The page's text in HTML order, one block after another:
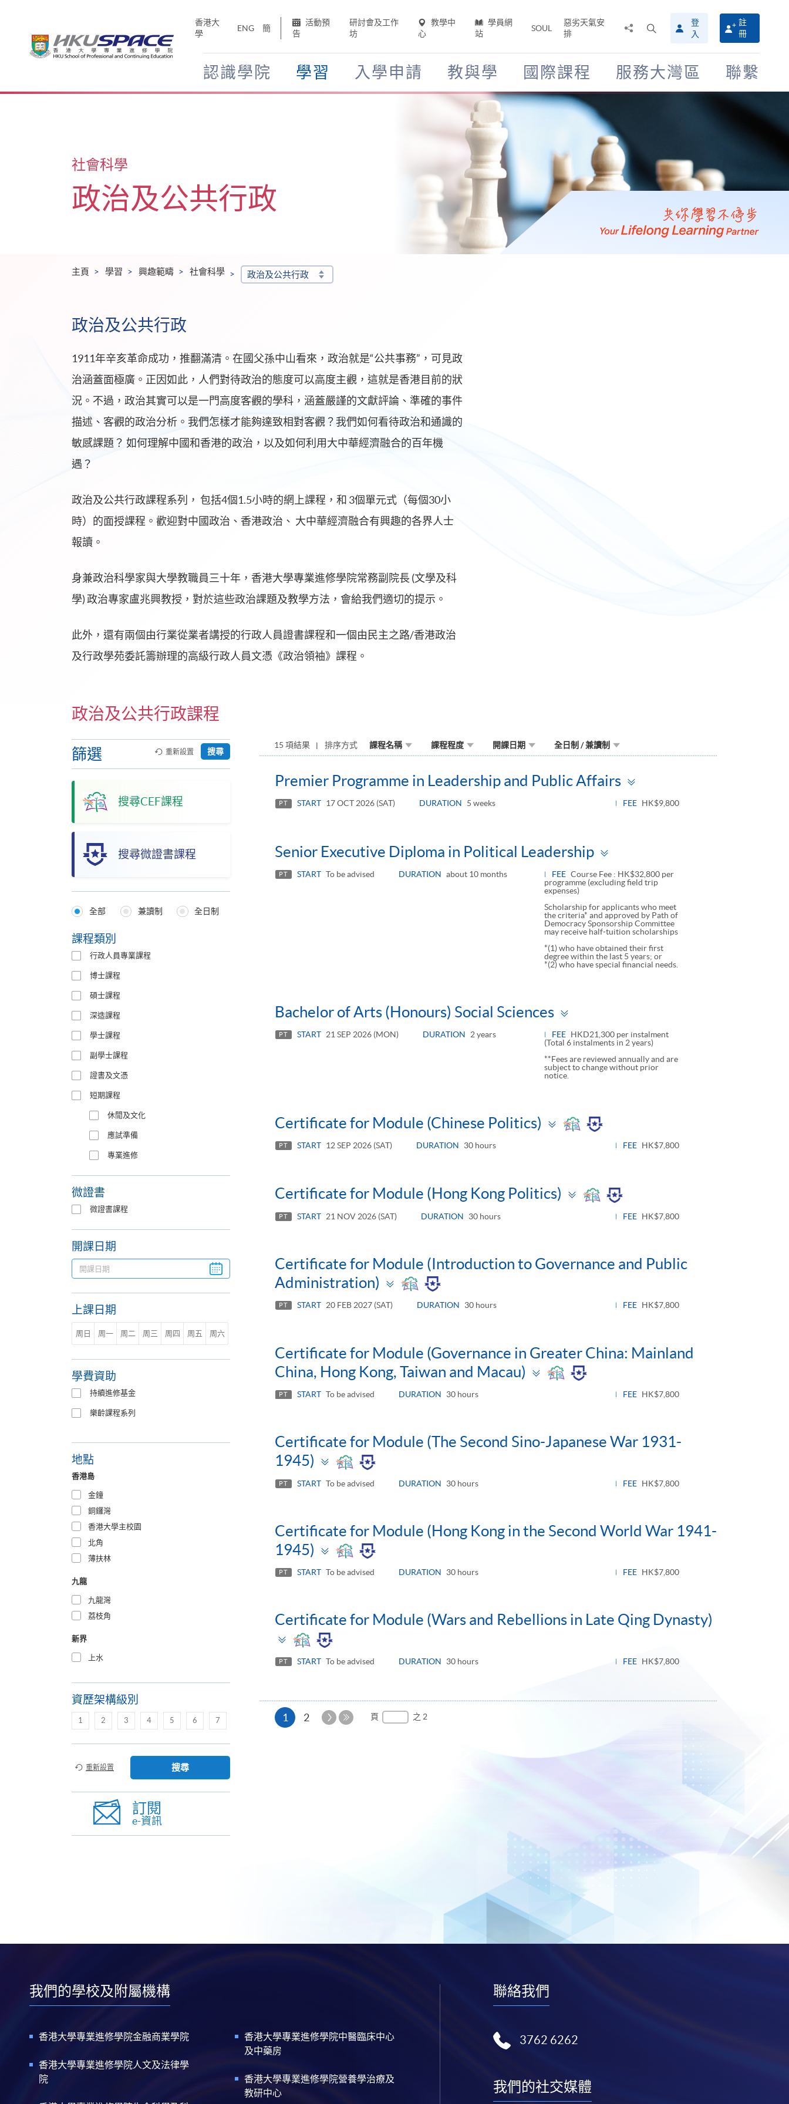
香港大
學
ENG 簡
活動預
告
研討會及工作
坊
教學中
心
學員網
站
SOUL
惡劣天氣安
排
搜
尋
介
面
登
入
註
冊
認識學院 學習 入學申請 教與學 國際課程 服務大灣區 聯繫
Main
社會科學
政治及公共行政
主頁 學習 興趣範疇 社會科學 政治及公共行政
政治及公共行政
1911年辛亥革命成功，推翻滿清。在國父孫中山看來，政治就是“公共事務”，可見政
治涵蓋面極廣。正因如此，人們對待政治的態度可以高度主觀，這就是香港目前的狀
況。不過，政治其實可以是一門高度客觀的學科，涵蓋嚴謹的文獻評論、準確的事件
描述、客觀的政治分析。我們怎樣才能夠達致相對客觀？我們如何看待政治和通識的
敏感課題？ 如何理解中國和香港的政治，以及如何利用大中華經濟融合的百年機
遇？
政治及公共行政課程系列， 包括4個1.5小時的網上課程，和 3個單元式（每個30小
時）的面授課程。歡迎對中國政治、香港政治、 大中華經濟融合有興趣的各界人士
報讀。
身兼政治科學家與大學教職員三十年，香港大學專業進修學院常務副院長 (文學及科
學) 政治專家盧兆興教授，對於這些政治課題及教學方法，會給我們適切的提示。
此外，還有兩個由行業從業者講授的行政人員證書課程和一個由民主之路/香港政治
及行政學苑委託籌辦理的高級行政人員文憑《政治領袖》課程。
政治及公共行政課程
篩選
搜尋CEF課程
搜尋微證書課程
重新設置 搜尋
Programmes
Type
全部 兼讀制 全日制
課程類別
行政人員專業課程
博士課程
碩士課程
深造課程
學士課程
副學士課程
證書及文憑
短期課程
休閒及文化
應試準備
專業進修
微證書
微證書課程
開課日期
上課日期
周日 周一 周二 周三 周四 周五 周六
學費資助
持續進修基金
樂齡課程系列
地點
香港島
金鐘
銅鑼灣
香港大學主校園
北角
薄扶林
九龍
九龍灣
荔枝角
新界
上水
資歷架構級別
1 2 3 4 5 6 7
重新設置 搜尋
訂閱
e-資訊
15 項結果 排序方式 課程名稱 課程程度 開課日期 全日制 / 兼讀制
Premier Programme in Leadership and Public Affairs
panel
PT START 17 OCT 2026 (SAT) DURATION 5 weeks FEE HK$9,800
Senior Executive Diploma in Political Leadership
panel
PT START To be advised DURATION about 10 months FEE Course Fee : HK$32,800 per
programme (excluding field trip
expenses)
Scholarship for applicants who meet
the criteria* and approved by Path of
Democracy Sponsorship Committee
may receive half-tuition scholarships
*(1) who have obtained their first
degree within the last 5 years; or
*(2) who have special financial needs.
Bachelor of Arts (Honours) Social Sciences
panel
PT START 21 SEP 2026 (MON) DURATION 2 years FEE HKD21,300 per instalment
(Total 6 instalments in 2 years)
**Fees are reviewed annually and are
subject to change without prior
notice.
Certificate for Module (Chinese Politics)
Toggle
PT START 12 SEP 2026 (SAT) DURATION 30 hours FEE HK$7,800
Certificate for Module (Hong Kong Politics)
Toggle
panel
PT START 21 NOV 2026 (SAT) DURATION 30 hours FEE HK$7,800
Certificate for Module (Introduction to Governance and Public
Administration)
Toggle
panel
PT START 20 FEB 2027 (SAT) DURATION 30 hours FEE HK$7,800
Certificate for Module (Governance in Greater China: Mainland
China, Hong Kong, Taiwan and Macau)
Toggle
PT START To be advised DURATION 30 hours FEE HK$7,800
Certificate for Module (The Second Sino-Japanese War 1931-
1945)
Toggle
panel
PT START To be advised DURATION 30 hours FEE HK$7,800
Certificate for Module (Hong Kong in the Second World War 1941-
1945)
Toggle
panel
PT START To be advised DURATION 30 hours FEE HK$7,800
Certificate for Module (Wars and Rebellions in Late Qing Dynasty)
Toggle
panel
PT START To be advised DURATION 30 hours FEE HK$7,800
1 本
2
下
頁 之 2
我們的學校及附屬機構
香港大學專業進修學院金融商業學院
香港大學專業進修學院人文及法律學
院
香港大學專業進修學院中醫臨床中心
及中藥房
香港大學專業進修學院營養學治療及
教研中心
聯絡我們
3762 6262
我們的社交媒體